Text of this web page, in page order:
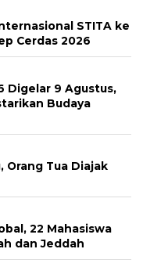
STITA ke
Cerdas 2026
Digelar 9 Agustus,
Budaya
Orang Tua Diajak
22 Mahasiswa
dan Jeddah